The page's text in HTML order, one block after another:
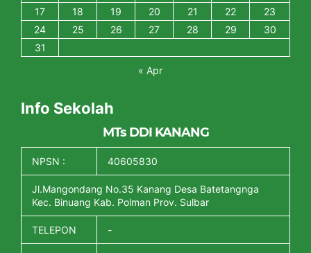
17
18 19 20 21 22
23
24
25 26 27 28 29
30
31
« Apr
Info Sekolah
MTs DDI KANANG
NPSN : 40605830
Jl.Mangondang No.35 Kanang Desa Batetangnga
Kec. Binuang Kab. Polman Prov. Sulbar
TELEPON -